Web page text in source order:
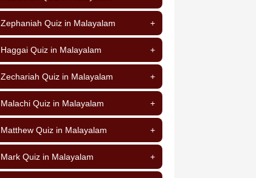
Zephaniah Quiz in Malayalam +
Haggai Quiz in Malayalam +
Zechariah Quiz in Malayalam +
Malachi Quiz in Malayalam +
Matthew Quiz in Malayalam +
Mark Quiz in Malayalam +